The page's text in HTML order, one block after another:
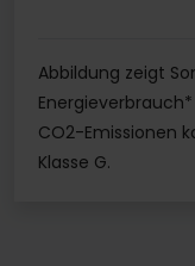
Abbildung zeigt
CO2-Emissionen
Klasse G.